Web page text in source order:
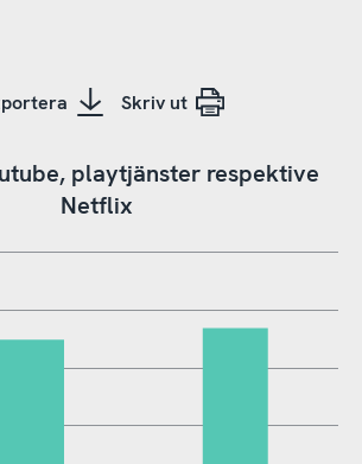
Skriv ut
playtjänster respektive
Netflix